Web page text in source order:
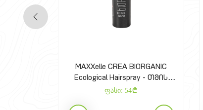
MAXXelle CREA BIORGANIC
Ecological Hairspray - თმის
მოცულობის სპრეი
ფასი: 54